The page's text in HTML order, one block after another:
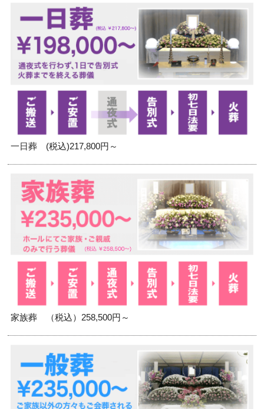
一日葬 (税込)217,800円～
家族葬 （税込）258,500円～